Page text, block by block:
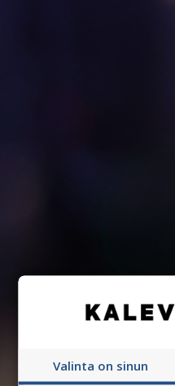
Valinta on sinun